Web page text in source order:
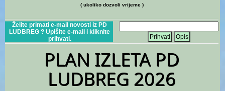
( ukoliko dozvoli vrijeme )
Želite primati e-mail novosti iz PD
LUDBREG ? Upišite e-mail i kliknite
prihvati.
Prihvati Opis
PLAN IZLETA PD
LUDBREG 2026